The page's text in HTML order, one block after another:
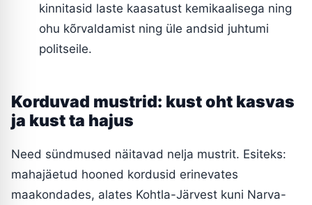
kinnitasid laste kaasatust kemikaalisega ning
ohu kõrvaldamist ning üle andsid juhtumi
politseile.
Korduvad mustrid: kust oht kasvas
ja kust ta hajus
Need sündmused näitavad nelja mustrit. Esiteks:
mahajäetud hooned kordusid erinevates
maakondades, alates Kohtla-Järvest kuni Narva-